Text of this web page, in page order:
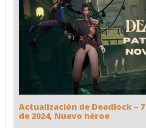
Actualización de Deadlock –
de 2024, Nuevo héroe